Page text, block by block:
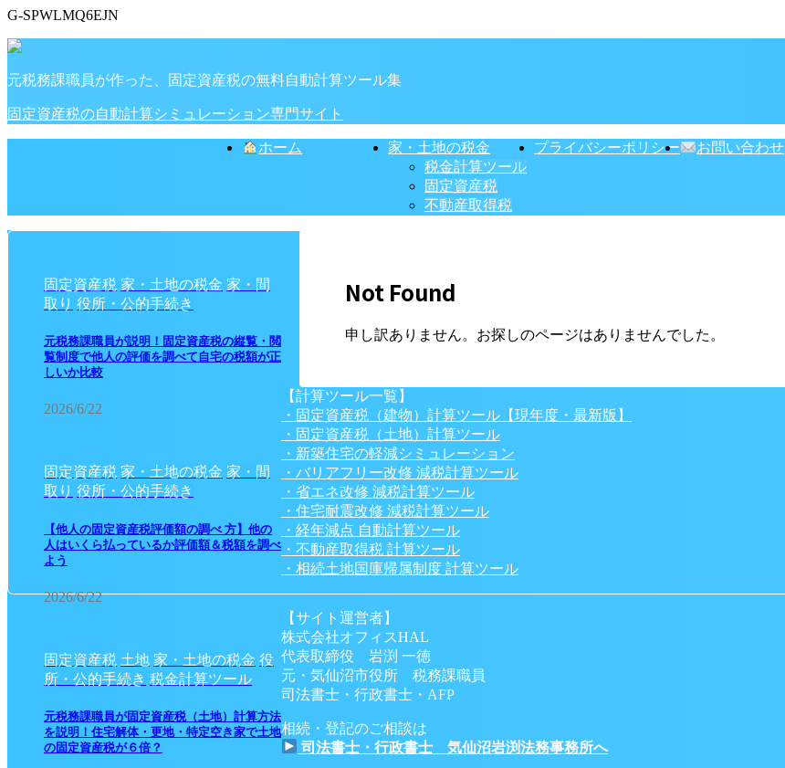
G-SPWLMQ6EJN
元税務課職員が作った、固定資産税の無料自動計算ツール集
固定資産税の自動計算シミュレーション専門サイト
ホーム
家・土地の税金
税金計算ツール
固定資産税
不動産取得税
プライバシーポリシー お問い合わせ
Not Found
申し訳ありません。お探しのページはありませんでした。
固定資産税 家・土地の税金 家・間
取り 役所・公的手続き
元税務課職員が説明！固定資産税の縦覧・閲
覧制度で他人の評価を調べて自宅の税額が正
しいか比較
2026/6/22
固定資産税 家・土地の税金 家・間
取り 役所・公的手続き
【他人の固定資産税評価額の調べ 方】他の
人はいくら払っているか評価額＆税額を調べ
よう
2026/6/22
固定資産税 土地 家・土地の税金 役
所・公的手続き 税金計算ツール
元税務課職員が固定資産税（土地）計算方法
を説明！住宅解体・更地・特定空き家で土地
の固定資産税が６倍？
【計算ツール一覧】
・固定資産税（建物）計算ツール【現年度・最新版】
・固定資産税（土地）計算ツール
・新築住宅の軽減シミュレーション
・バリアフリー改修 減税計算ツール
・省エネ改修 減税計算ツール
・住宅耐震改修 減税計算ツール
・経年減点 自動計算ツール
・不動産取得税 計算ツール
・相続土地国庫帰属制度 計算ツール
【サイト運営者】
株式会社オフィスHAL
代表取締役 岩渕 一徳
元・気仙沼市役所 税務課職員
司法書士・行政書士・AFP
相続・登記のご相談は
司法書士・行政書士 気仙沼岩渕法務事務所へ